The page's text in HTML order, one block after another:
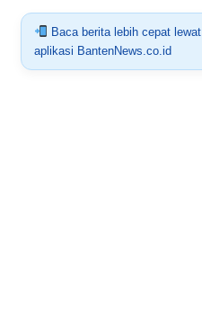
Baca berita lebih cepat lewat
aplikasi BantenNews.co.id